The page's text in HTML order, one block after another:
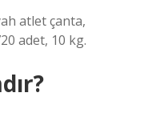
atlet çanta,
adet, 10 kg.